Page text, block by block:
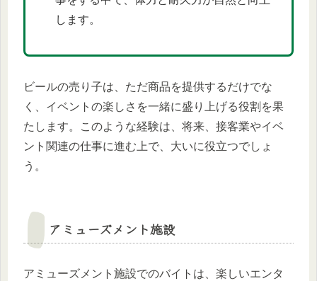
します。
ビールの売り子は、ただ商品を提供するだけでな
く、イベントの楽しさを一緒に盛り上げる役割を果
たします。このような経験は、将来、接客業やイベ
ント関連の仕事に進む上で、大いに役立つでしょ
う。
アミューズメント施設
アミューズメント施設でのバイトは、楽しいエンタ